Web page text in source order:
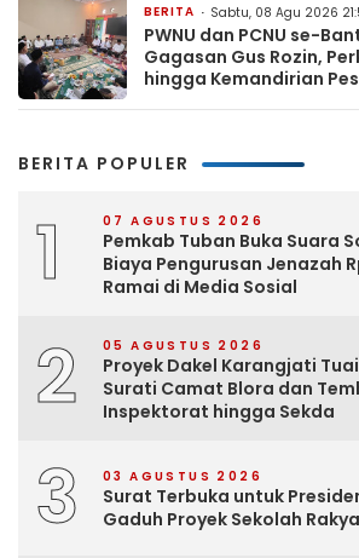
BERITA Sabtu, 08 Agu 2026
PWNU dan PCNU se-
Gagasan Gus Rozin,
hingga Kemandirian
BERITA POPULER
1 07 AGUSTUS 2026
Pemkab Tuban Buka Suara
Biaya Pengurusan Jenazah
Ramai di Media Sosial
2 05 AGUSTUS 2026
Proyek Dakel Karangjati
Surati Camat Blora dan
Inspektorat hingga Sekda
3 03 AGUSTUS 2026
Surat Terbuka untuk
Gaduh Proyek Sekolah